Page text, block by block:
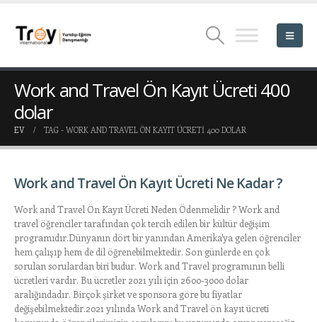
Work and Travel Ön Kayıt Ücreti 400
dolar
EV TAG - WORK AND TRAVEL ÖN KAYIT ÜCRETI 400 DOLAR
Work and Travel Ön Kayıt Ücreti Ne Kadar ?
Work and Travel Ön Kayıt Ücreti Neden Ödenmelidir ? Work and
travel öğrenciler tarafından çok tercih edilen bir kültür değişim
programıdır.Dünyanın dört bir yanından Amerika'ya gelen öğrenciler
hem çalışıp hem de dil öğrenebilmektedir. Son günlerde en çok
sorulan sorulardan biri budur. Work and Travel programının belli
ücretleri vardır. Bu ücretler 2021 yılı için 2600-3000 dolar
aralığındadır. Birçok şirket ve sponsora göre bu fiyatlar
değişebilmektedir.2021 yılında Work and Travel ön kayıt ücreti